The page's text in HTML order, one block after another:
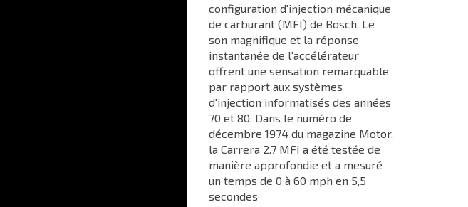
configuration d'injection mécanique
de carburant (MFI) de Bosch. Le
son magnifique et la réponse
instantanée de l'accélérateur
offrent une sensation remarquable
par rapport aux systèmes
d'injection informatisés des années
70 et 80. Dans le numéro de
décembre 1974 du magazine Motor,
la Carrera 2.7 MFI a été testée de
manière approfondie et a mesuré
un temps de 0 à 60 mph en 5,5
secondes